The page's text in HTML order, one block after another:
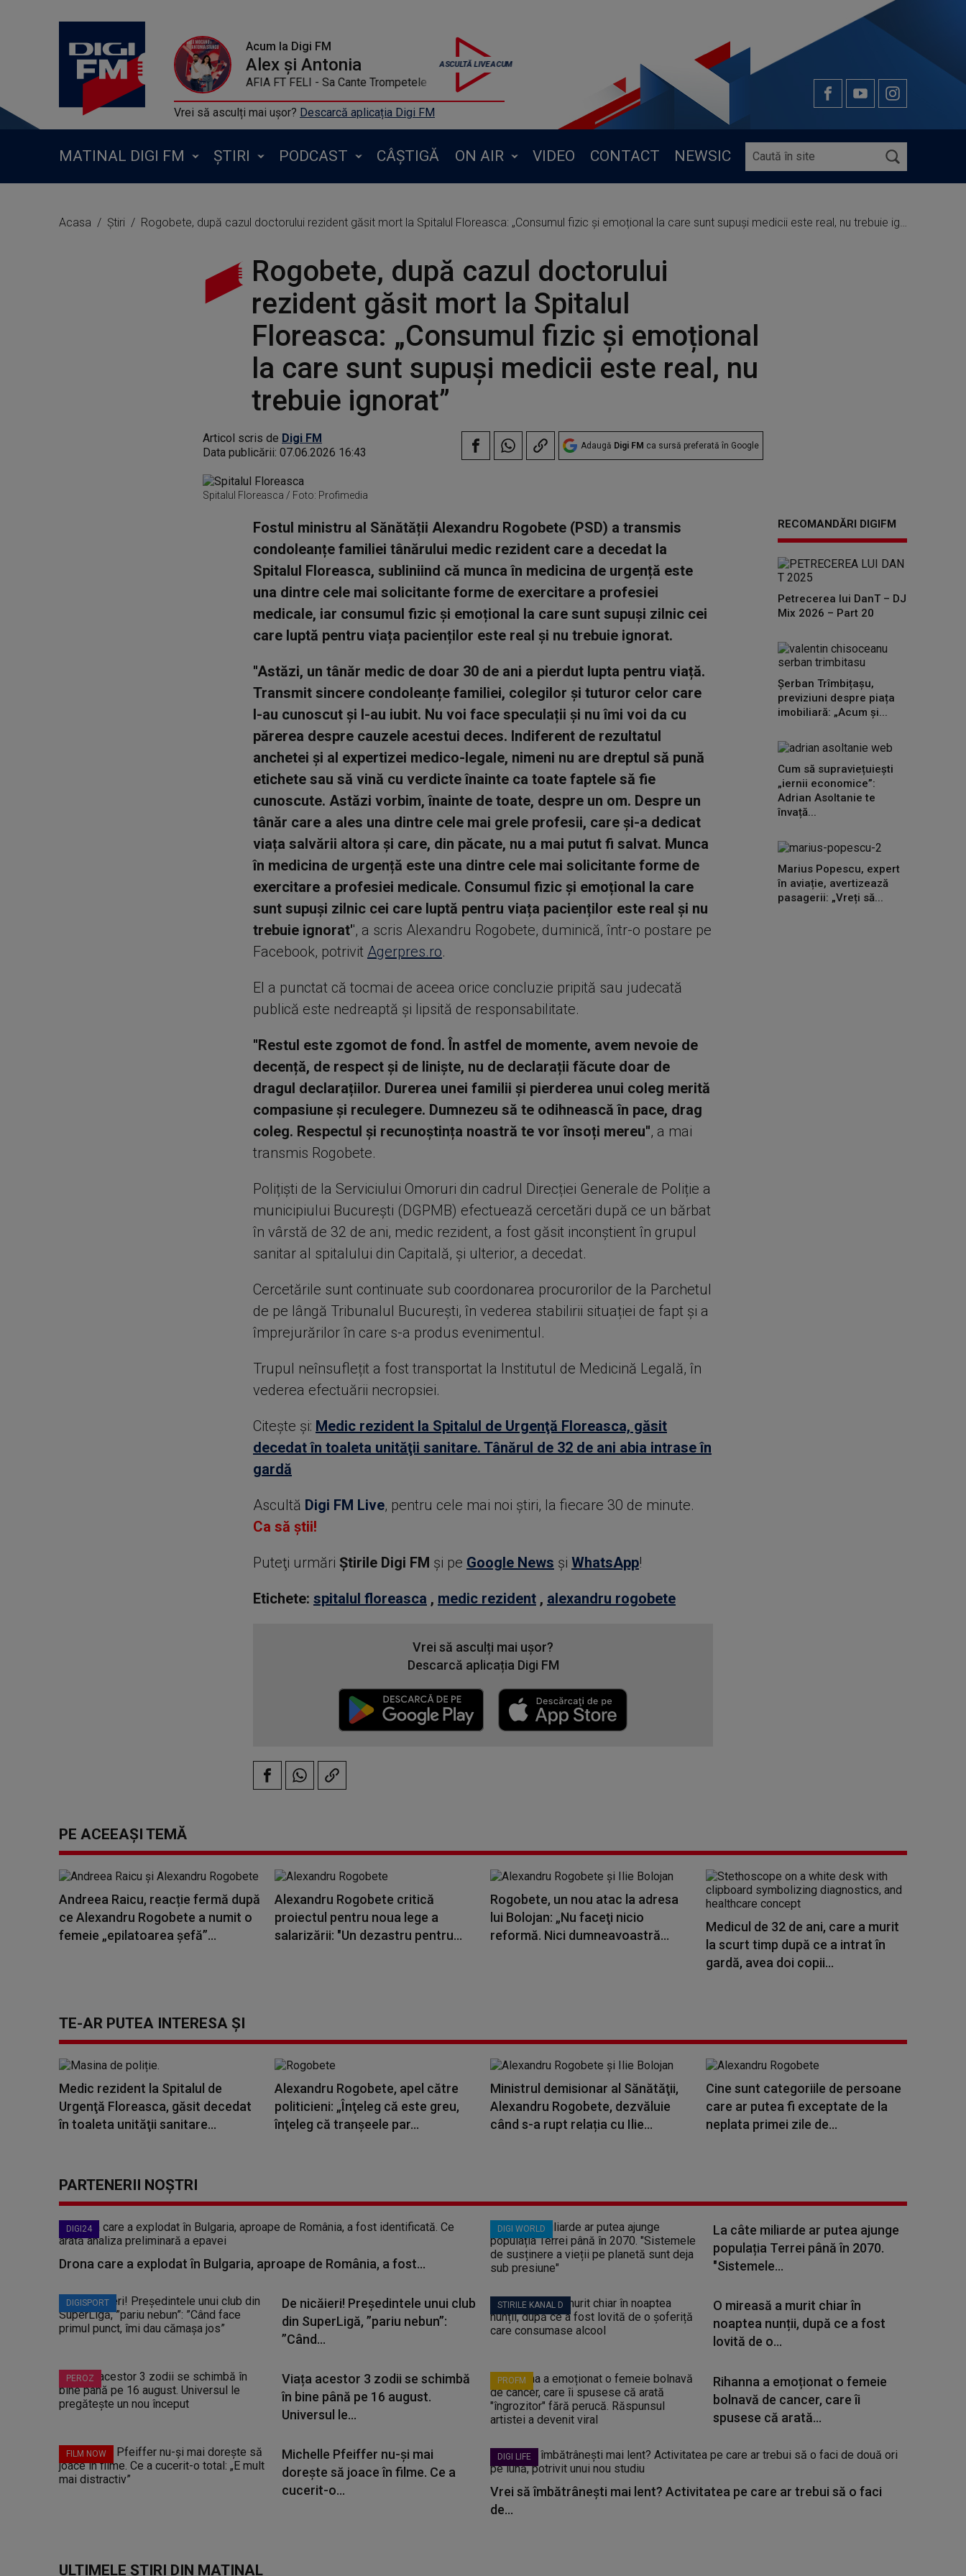
Acum la Digi FM
Alex și Antonia
BUG MAFIA FT FELI - Sa Cante Trompetele
Vrei să asculți mai ușor? Descarcă aplicația Digi FM
MATINAL DIGI FM ȘTIRI PODCAST CÂȘTIGĂ ON AIR VIDEO CONTACT NEWSIC
Acasa Știri Rogobete, după cazul doctorului rezident găsit mort la Spitalul Floreasca: „Consumul fizic și emoțional la care sunt supuși medicii este real, nu trebuie ignorat”
Rogobete, după cazul doctorului
rezident găsit mort la Spitalul
Floreasca: „Consumul fizic și emoțional
la care sunt supuși medicii este real, nu
trebuie ignorat”
Articol scris de Digi FM
Data publicării: 07.06.2026 16:43 Adaugă Digi FM ca sursă preferată în Google
Spitalul Floreasca / Foto: Profimedia
Fostul ministru al Sănătății Alexandru Rogobete (PSD) a transmis
condoleanțe familiei tânărului medic rezident care a decedat la
Spitalul Floreasca, subliniind că munca în medicina de urgență este
una dintre cele mai solicitante forme de exercitare a profesiei
medicale, iar consumul fizic și emoțional la care sunt supuși zilnic cei
care luptă pentru viața pacienților este real și nu trebuie ignorat.
''Astăzi, un tânăr medic de doar 30 de ani a pierdut lupta pentru viață.
Transmit sincere condoleanțe familiei, colegilor și tuturor celor care
l-au cunoscut și l-au iubit. Nu voi face speculații și nu îmi voi da cu
părerea despre cauzele acestui deces. Indiferent de rezultatul
anchetei și al expertizei medico-legale, nimeni nu are dreptul să pună
etichete sau să vină cu verdicte înainte ca toate faptele să fie
cunoscute. Astăzi vorbim, înainte de toate, despre un om. Despre un
tânăr care a ales una dintre cele mai grele profesii, care și-a dedicat
viața salvării altora și care, din păcate, nu a mai putut fi salvat. Munca
în medicina de urgență este una dintre cele mai solicitante forme de
exercitare a profesiei medicale. Consumul fizic și emoțional la care
sunt supuși zilnic cei care luptă pentru viața pacienților este real și nu
trebuie ignorat'', a scris Alexandru Rogobete, duminică, într-o postare pe
Facebook, potrivit Agerpres.ro.
El a punctat că tocmai de aceea orice concluzie pripită sau judecată
publică este nedreaptă și lipsită de responsabilitate.
''Restul este zgomot de fond. În astfel de momente, avem nevoie de
decență, de respect și de liniște, nu de declarații făcute doar de
dragul declarațiilor. Durerea unei familii și pierderea unui coleg merită
compasiune și reculegere. Dumnezeu să te odihnească în pace, drag
coleg. Respectul și recunoștința noastră te vor însoți mereu'', a mai
transmis Rogobete.
Polițiști de la Serviciului Omoruri din cadrul Direcției Generale de Poliție a
municipiului București (DGPMB) efectuează cercetări după ce un bărbat
în vârstă de 32 de ani, medic rezident, a fost găsit inconștient în grupul
sanitar al spitalului din Capitală, și ulterior, a decedat.
Cercetările sunt continuate sub coordonarea procurorilor de la Parchetul
de pe lângă Tribunalul București, în vederea stabilirii situației de fapt și a
împrejurărilor în care s-a produs evenimentul.
Trupul neînsuflețit a fost transportat la Institutul de Medicină Legală, în
vederea efectuării necropsiei.
Citește și: Medic rezident la Spitalul de Urgenţă Floreasca, găsit
decedat în toaleta unităţii sanitare. Tânărul de 32 de ani abia intrase în
gardă
Ascultă Digi FM Live, pentru cele mai noi știri, la fiecare 30 de minute.
Ca să știi!
Puteţi urmări Știrile Digi FM şi pe Google News şi WhatsApp!
Etichete: spitalul floreasca , medic rezident, alexandru rogobete
Vrei să asculți mai ușor?
Descarcă aplicația Digi FM
RECOMANDĂRI DIGIFM
Petrecerea lui DanT – DJ
Mix 2026 – Part 20
Șerban Trîmbițașu,
previziuni despre piața
imobiliară: „Acum și...
Cum să supraviețuiești
„iernii economice”:
Adrian Asoltanie te
învață...
Marius Popescu, expert
în aviație, avertizează
pasagerii: „Vreți să...
PE ACEEAȘI TEMĂ
Andreea Raicu, reacție fermă după
ce Alexandru Rogobete a numit o
femeie „epilatoarea șefă”...
Alexandru Rogobete critică
proiectul pentru noua lege a
salarizării: "Un dezastru pentru...
Rogobete, un nou atac la adresa
lui Bolojan: „Nu faceţi nicio
reformă. Nici dumneavoastră...
Medicul de 32 de ani, care a murit
la scurt timp după ce a intrat în
gardă, avea doi copii...
TE-AR PUTEA INTERESA ȘI
Medic rezident la Spitalul de
Urgenţă Floreasca, găsit decedat
în toaleta unităţii sanitare...
Alexandru Rogobete, apel către
politicieni: „Înţeleg că este greu,
înţeleg că tranşeele par...
Ministrul demisionar al Sănătăţii,
Alexandru Rogobete, dezvăluie
când s-a rupt relația cu Ilie...
Cine sunt categoriile de persoane
care ar putea fi exceptate de la
neplata primei zile de...
PARTENERII NOȘTRI
DIGI24
Drona care a explodat în Bulgaria, aproape de România, a fost...
DIGISPORT
De nicăieri! Președintele unui club
din SuperLigă, ”pariu nebun”:
”Când...
PEROZ
Viața acestor 3 zodii se schimbă
în bine până pe 16 august.
Universul le...
FILM NOW
Michelle Pfeiffer nu-și mai
dorește să joace în filme. Ce a
cucerit-o...
DIGI WORLD
La câte miliarde ar putea ajunge
populația Terrei până în 2070.
"Sistemele...
STIRILE KANAL D
O mireasă a murit chiar în
noaptea nunții, după ce a fost
lovită de o...
PROFM
Rihanna a emoționat o femeie
bolnavă de cancer, care îi
spusese că arată...
DIGI LIFE
Vrei să îmbătrânești mai lent? Activitatea pe care ar trebui să o faci
de...
ULTIMELE ȘTIRI DIN MATINAL